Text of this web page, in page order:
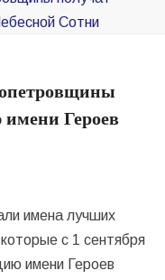
Героев
имена лучших
с 1 сентября
имени Героев